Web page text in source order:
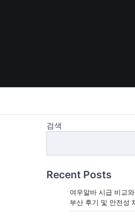
검색
Recent Posts
여우알바 시급 비교
부산 후기 및 안전성